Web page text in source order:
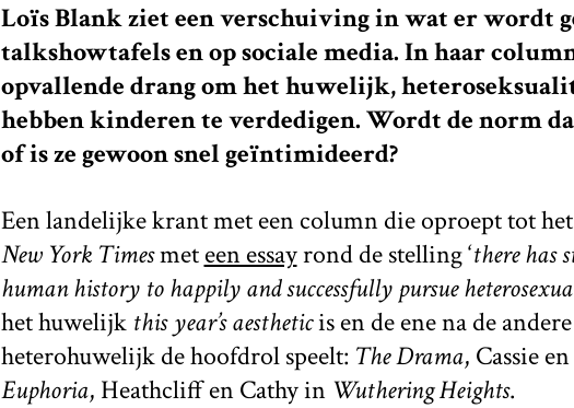
Loïs Blank ziet een verschuiving in wat er wordt
talkshowtafels en op sociale media. In haar
opvallende drang om het huwelijk,
hebben kinderen te verdedigen. Wordt de norm
of is ze gewoon snel geïntimideerd?
Een landelijke krant met een column die oproept tot
New York Timesmeteen essayrond de stelling ‘there has
human history to happily and successfully pursue
het huwelijk this year’s aestheticis en de ene na de
heterohuwelijk de hoofdrol speelt: The Drama, Cassie
Euphoria, Heathcliff en Cathy in Wuthering Heights.